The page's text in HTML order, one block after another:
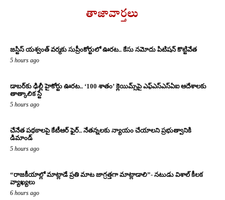
తాజావార్తలు
జస్టిస్ యశ్వంత్ వర్మకు సుప్రీంకోర్టులో ఊరట.. కేసు నమోదు పిటిషన్ కొట్టివేత
5 hours ago
డాబర్‌కు ఢిల్లీ హైకోర్టు ఊరట.. ‘100 శాతం’ క్లెయిమ్స్‌పై ఎఫ్‌ఎస్‌ఎస్‌ఏఐ ఆదేశాలకు
తాత్కాలిక స్టే
5 hours ago
చేనేత పథకాలపై కేటీఆర్ ఫైర్.. నేతన్నలకు న్యాయం చేయాలని ప్రభుత్వానికి
డిమాండ్
5 hours ago
“రాజకీయాల్లో మాట్లాడే ప్రతి మాట జాగ్రత్తగా మాట్లాడాలి”- నటుడు విశాల్ కీలక
వ్యాఖ్యలు
6 hours ago